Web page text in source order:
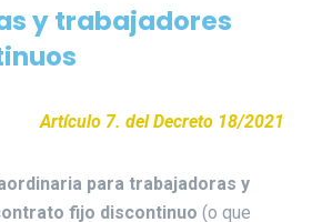
y trabajadores
Artículo 7. del Decreto 18/2021
para trabajadoras y
fijo discontinuo (o que